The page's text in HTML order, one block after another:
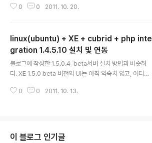
0 0 2011. 10. 20.
linux(ubuntu) + XE + cubrid + php inte
gration 1.4.5.10 설치 및 연동
블로그에 작성한 1.5.0.4-beta서버 설치 방법과 비슷하
다. XE 1.5.0 beta 버전의 UI는 아직 익숙치 않고, 어디에
게 나을 것 같아.. 1.4.5.10으로 설치하는 것으로 하고, cu
해야 한다. 하위 호환성을 절대 생각하면 안됨.) $ sudo a
0 0 2011. 10. 13.
이 블로그 인기글